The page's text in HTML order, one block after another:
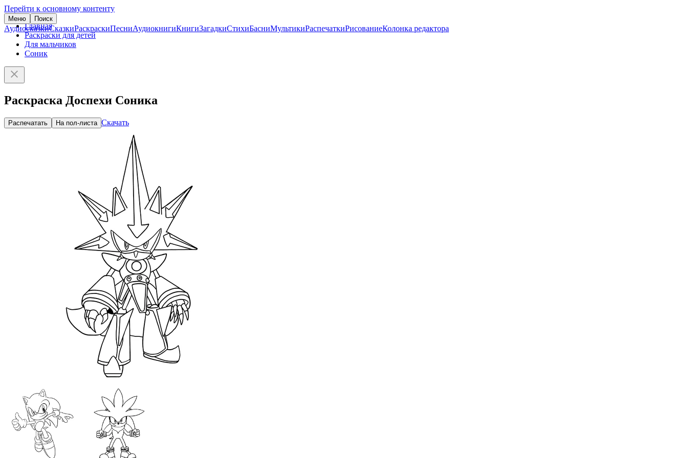
Перейти к основному контенту
Меню Поиск
АудиосказкиСказкиРаскраскиПесниАудиокнигиКнигиЗагадкиСтихиБасниМультикиРаспечаткиРисованиеКолонка редактора
Главная
Раскраски для детей
Для мальчиков
Соник
Раскраска Доспехи Соника
Распечатать На пол-листа Скачать